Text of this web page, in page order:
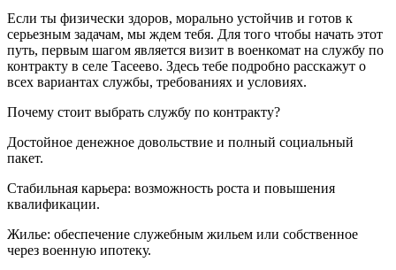
Если ты физически здоров, морально устойчив и готов к
серьезным задачам, мы ждем тебя. Для того чтобы начать этот
путь, первым шагом является визит в военкомат на службу по
контракту в селе Тасеево. Здесь тебе подробно расскажут о
всех вариантах службы, требованиях и условиях.
Почему стоит выбрать службу по контракту?
Достойное денежное довольствие и полный социальный
пакет.
Стабильная карьера: возможность роста и повышения
квалификации.
Жилье: обеспечение служебным жильем или собственное
через военную ипотеку.